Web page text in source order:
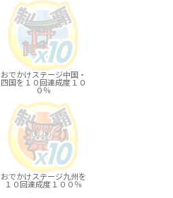
おでかけステージ中国・
四国を１０回達成度１０
０％
おでかけステージ九州を
１０回達成度１００％